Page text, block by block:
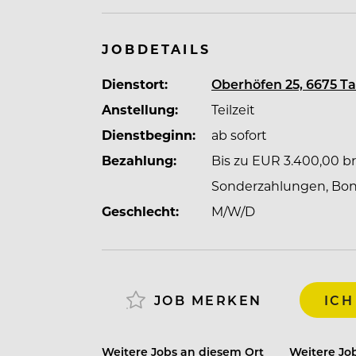
Im Jungbrunn bist du Teil einer Crew,
Housekeeping oder Haustechnik – hier
allem, wer du bist.
Als familiengeführtes Hotel in dritter
Verantwortung und neue
Wenn du einen Hoteljob suchst, bei
Entwicklung zusammenkommen, bist
JOBDETAILS
Dienstort:
Oberhöfen 25, 6675
Anstellung:
Teilzeit
Dienstbeginn:
ab sofort
Bezahlung:
Bis zu EUR 3.400,00
Sonderzahlungen,
Geschlecht:
M/W/D
JOB MERKEN
Weitere Jobs an diesem Ort Weitere